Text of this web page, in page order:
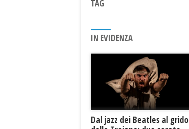
TAG
IN EVIDENZA
Dal jazz dei Beatles al grido